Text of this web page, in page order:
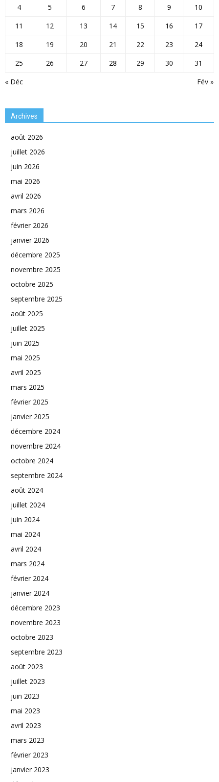
« Déc Fév »
4
5 6 7 8 9
10
11
12 13 14 15 16
17
18
19 20 21 22 23
24
25
26 27 28 29 30 31
Archives
août 2026
juillet 2026
juin 2026
mai 2026
avril 2026
mars 2026
février 2026
janvier 2026
décembre 2025
novembre 2025
octobre 2025
septembre 2025
août 2025
juillet 2025
juin 2025
mai 2025
avril 2025
mars 2025
février 2025
janvier 2025
décembre 2024
novembre 2024
octobre 2024
septembre 2024
août 2024
juillet 2024
juin 2024
mai 2024
avril 2024
mars 2024
février 2024
janvier 2024
décembre 2023
novembre 2023
octobre 2023
septembre 2023
août 2023
juillet 2023
juin 2023
mai 2023
avril 2023
mars 2023
février 2023
janvier 2023